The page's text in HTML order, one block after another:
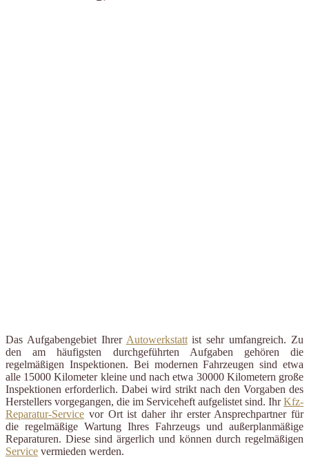
Das Aufgabengebiet Ihrer Autowerkstattist sehr umfangreich. Zu
den am häufigsten durchgeführten Aufgaben gehören die
regelmäßigen Inspektionen. Bei modernen Fahrzeugen sind etwa
alle 15000 Kilometer kleine und nach etwa 30000 Kilometern große
Inspektionen erforderlich. Dabei wird strikt nach den Vorgaben des
Herstellers vorgegangen, die im Serviceheft aufgelistet sind. IhrKfz-
Reparatur-Service vor Ort ist daher ihr erster Ansprechpartner für
die regelmäßige Wartung Ihres Fahrzeugs und außerplanmäßige
Reparaturen. Diese sind ärgerlich und können durch regelmäßigen
Service vermieden werden.